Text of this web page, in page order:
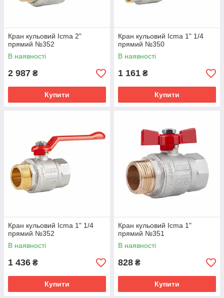
Кран кульовий Icma 2"
прямий №352
В наявності
2 987 ₴
Купити
Кран кульовий Icma 1" 1/4
прямий №350
В наявності
1 161 ₴
Купити
Кран кульовий Icma 1" 1/4
прямий №352
В наявності
1 436 ₴
Купити
Кран кульовий Icma 1"
прямий №351
В наявності
828 ₴
Купити